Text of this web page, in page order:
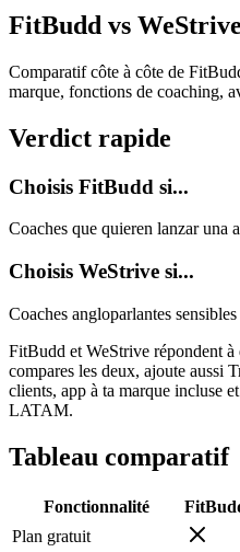
FitBudd vs
Comparatif côte à côte de
marque, fonctions de coaching,
Verdict rapide
Choisis FitBudd si...
Coaches que quieren lanzar una
Choisis WeStrive si...
Coaches angloparlantes
FitBudd et WeStrive répondent à
compares les deux, ajoute aussi
clients, app à ta marque incluse
LATAM.
Tableau comparatif
Fonctionnalité
Plan gratuit